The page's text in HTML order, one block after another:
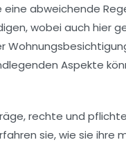
eine abweichende
wobei auch hier
Aspekte